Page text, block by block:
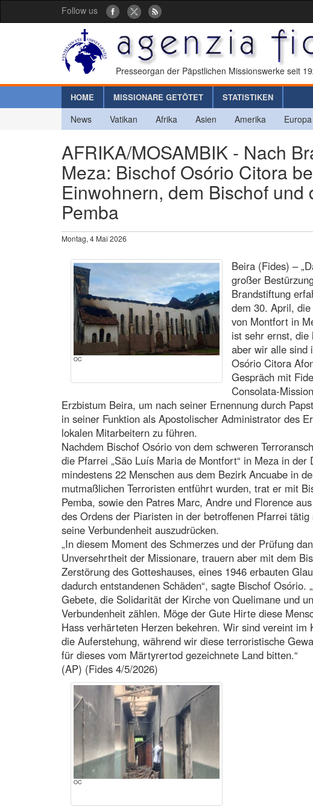
Follow us
Presseorgan der Päpstlichen Missionswerke seit
HOME MISSIONARE GETÖTET STATISTIKEN
News Vatikan Afrika Asien Amerika Europa
AFRIKA/MOSAMBIK - Nach
Meza: Bischof Osório Citora
Einwohnern, dem Bischof
Pemba
Montag, 4 Mai 2026
OC
Beira (Fides) –
großer
Brandstiftung
dem 30. April,
von Montfort in
ist sehr ernst, die
aber wir alle sind
Osório Citora
Gespräch mit
Consolata-
Erzbistum Beira, um nach seiner Ernennung durch
in seiner Funktion als Apostolischer Administrator des
lokalen Mitarbeitern zu führen.
Nachdem Bischof Osório von dem schweren
die Pfarrei „São Luís Maria de Montfort“ in Meza in der
mindestens 22 Menschen aus dem Bezirk Ancuabe in
mutmaßlichen Terroristen entführt wurden, trat er mit
Pemba, sowie den Patres Marc, Andre und Florence
des Ordens der Piaristen in der betroffenen Pfarrei
seine Verbundenheit auszudrücken.
„In diesem Moment des Schmerzes und der Prüfung
Unversehrtheit der Missionare, trauern aber mit dem
Zerstörung des Gotteshauses, eines 1946 erbauten
dadurch entstandenen Schäden“, sagte Bischof Osório.
Gebete, die Solidarität der Kirche von Quelimane und
Verbundenheit zählen. Möge der Gute Hirte diese
Hass verhärteten Herzen bekehren. Wir sind vereint im
die Auferstehung, während wir diese terroristische
für dieses vom Märtyrertod gezeichnete Land bitten.“
(AP) (Fides 4/5/2026)
OC